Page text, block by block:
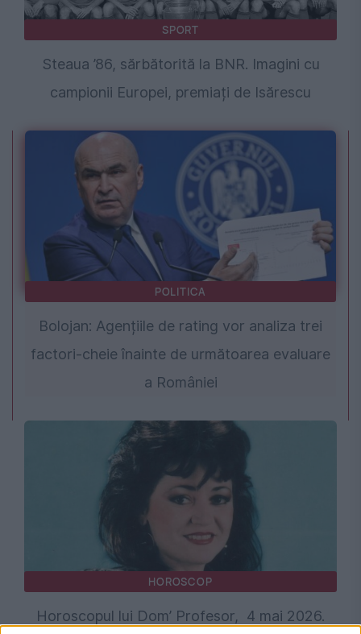
SPORT
Steaua ’86, sărbătorită la BNR. Imagini cu
campionii Europei, premiați de Isărescu
POLITICA
Bolojan: Agențiile de rating vor analiza trei
factori-cheie înainte de următoarea evaluare
a României
HOROSCOP
Horoscopul lui Dom’ Profesor, 4 mai 2026.